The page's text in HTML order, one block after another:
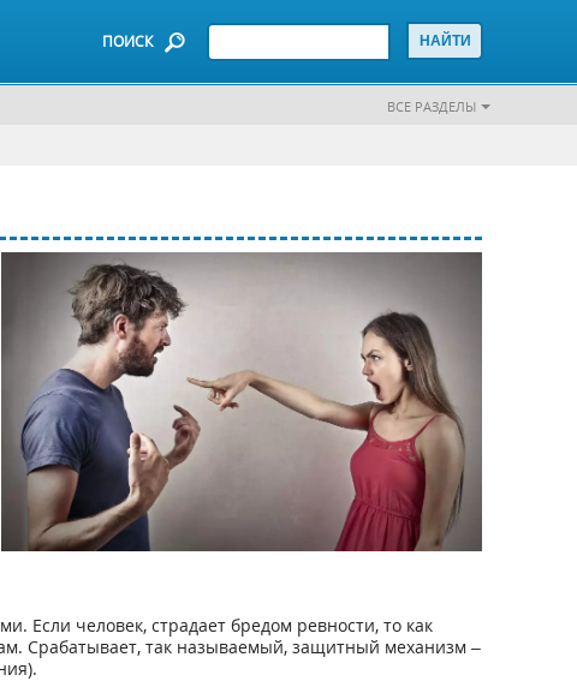
ПОИСК
ВСЕ РАЗДЕЛЫ
Если человек, страдает бредом ревности, то как
Срабатывает, так называемый, защитный механизм –